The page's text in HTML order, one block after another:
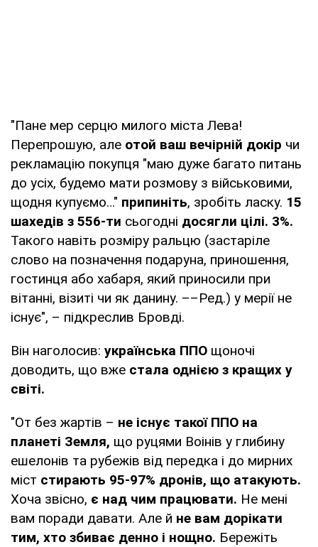
"Пане мер серцю милого міста Лева!
Перепрошую, але отой ваш вечірній докір чи
рекламацію покупця "маю дуже багато питань
до усіх, будемо мати розмову з військовими,
щодня купуємо…" припиніть, зробіть ласку. 15
шахедів з 556-ти сьогодні досягли цілі. 3%.
Такого навіть розміру ральцю (застаріле
слово на позначення подаруна, приношення,
гостинця або хабаря, який приносили при
вітанні, візиті чи як данину. ––Ред.) у мерії не
існує", – підкреслив Бровді.
Він наголосив: українська ППО щоночі
доводить, що вже стала однією з кращих у
світі.
"От без жартів – не існує такої ППО на
планеті Земля, що руцями Воінів у глибину
ешелонів та рубежів від передка і до мирних
міст стирають 95-97% дронів, що атакують.
Хоча звісно, є над чим працювати. Не мені
вам поради давати. Але й не вам дорікати
тим, хто збиває денно і нощно. Бережіть